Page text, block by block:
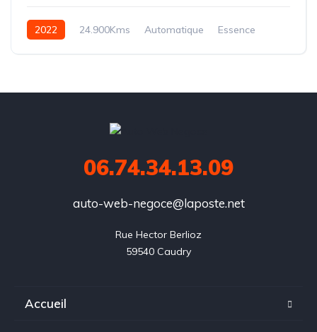
2022 24.900Kms Automatique
Essence
06.74.34.13.09
auto-web-negoce@laposte.net
Rue Hector Berlioz
59540 Caudry
Accueil